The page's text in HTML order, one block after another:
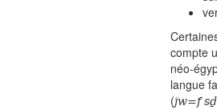
compte
néo-
langue
(jw=f